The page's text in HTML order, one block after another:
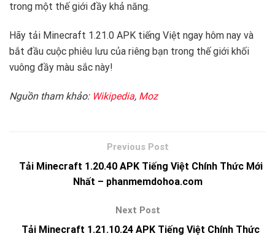
trong một thế giới đầy khả năng.
Hãy tải Minecraft 1.21.0 APK tiếng Việt ngay hôm nay và
bắt đầu cuộc phiêu lưu của riêng bạn trong thế giới khối
vuông đầy màu sắc này!
Nguồn tham khảo: Wikipedia, Moz
Tải Minecraft 1.20.40 APK Tiếng Việt Chính Thức Mới
Nhất – phanmemdohoa.com
Tải Minecraft 1.21.10.24 APK Tiếng Việt Chính Thức